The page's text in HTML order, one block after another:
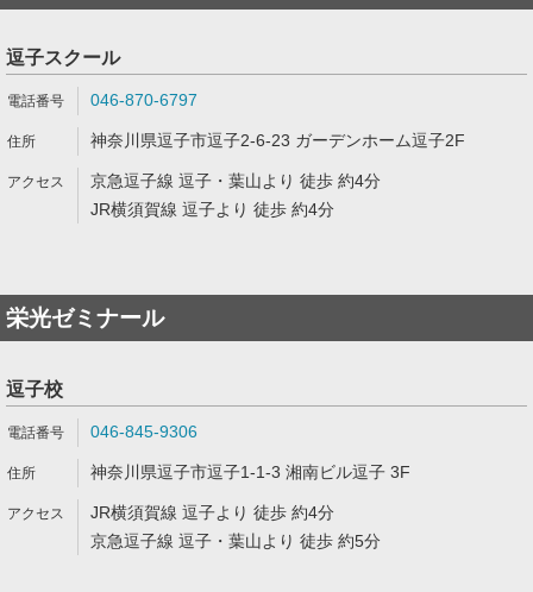
逗子スクール
046-870-6797
神奈川県逗子市逗子2-6-23 ガーデンホーム逗子2F
京急逗子線 逗子・葉山より 徒歩 約4分
JR横須賀線 逗子より 徒歩 約4分
栄光ゼミナール
逗子校
046-845-9306
神奈川県逗子市逗子1-1-3 湘南ビル逗子 3F
JR横須賀線 逗子より 徒歩 約4分
京急逗子線 逗子・葉山より 徒歩 約5分